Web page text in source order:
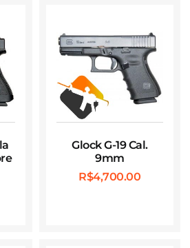
Glock G-19 Cal.
9mm
R$4,700.00